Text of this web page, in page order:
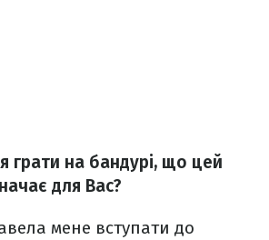
грати на бандурі, що цей
для Вас?
мене вступати до